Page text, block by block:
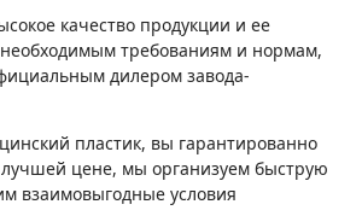
качество продукции и ее
необходимым требованиям и нормам,
дилером завода-
пластик, вы гарантированно
лучшей цене, мы организуем быструю
взаимовыгодные условия